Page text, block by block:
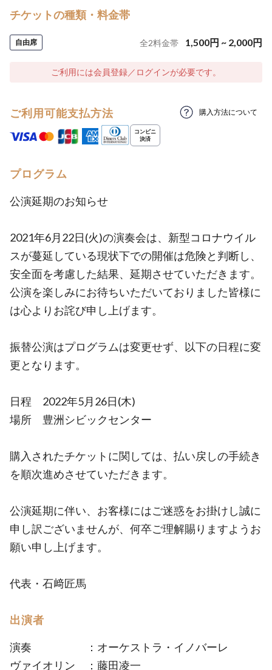
チケットの種類・料金帯
自由席 全2料金帯 1,500円 ~ 2,000円
ご利用には会員登録／ログインが必要です。
ご利用可能支払方法 購入方法について
プログラム
公演延期のお知らせ
2021年6月22日(火)の演奏会は、新型コロナウイル
スが蔓延している現状下での開催は危険と判断し、
安全面を考慮した結果、延期させていただきます。
公演を楽しみにお待ちいただいておりました皆様に
は心よりお詫び申し上げます。
振替公演はプログラムは変更せず、以下の日程に変
更となります。
日程 2022年5月26日(木)
場所 豊洲シビックセンター
購入されたチケットに関しては、払い戻しの手続き
を順次進めさせていただきます。
公演延期に伴い、お客様にはご迷惑をお掛けし誠に
申し訳ございませんが、何卒ご理解賜りますようお
願い申し上げます。
代表・石﨑匠馬
出演者
演奏 ：オーケストラ・イノバーレ
ヴァイオリン ：藤田凌一